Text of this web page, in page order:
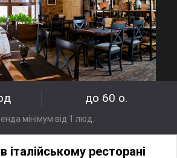
до 60 о.
мінімум від 1 люд.
італійському ресторані